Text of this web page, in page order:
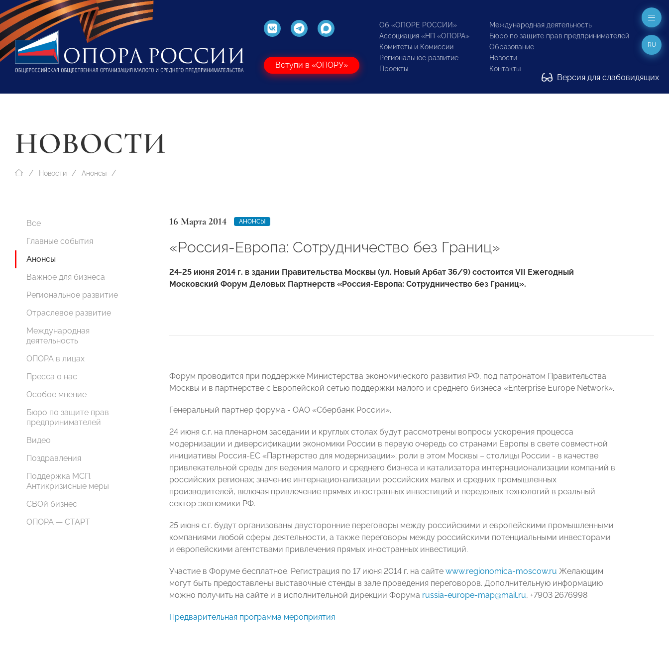
Вступи в «ОПОРУ»
Об «ОПОРЕ РОССИИ»
Ассоциация «НП «ОПОРА»
Комитеты и Комиссии
Региональное развитие
Проекты
Международная деятельность
Бюро по защите прав предпринимателей
Образование
Новости
Контакты
Версия для слабовидящих
RU
НОВОСТИ
Новости Анонсы
Все
Главные события
Анонсы
Важное для бизнеса
Региональное развитие
Отраслевое развитие
Международная
деятельность
ОПОРА в лицах
Пресса о нас
Особое мнение
Бюро по защите прав
предпринимателей
Видео
Поздравления
Поддержка МСП.
Антикризисные меры
СВОй бизнес
ОПОРА — СТАРТ
16 Марта 2014 АНОНСЫ
«Россия-Европа: Сотрудничество без Границ»
24-25 июня 2014 г. в здании Правительства Москвы (ул. Новый Арбат 36/9) состоится VII Ежегодный
Московский Форум Деловых Партнерств «Россия-Европа: Сотрудничество без Границ».
Форум проводится при поддержке Министерства экономического развития РФ, под патронатом Правительства
Москвы и в партнерстве с Европейской сетью поддержки малого и среднего бизнеса «Enterprise Europe Network».
Генеральный партнер форума - ОАО «Сбербанк России».
24 июня с.г. на пленарном заседании и круглых столах будут рассмотрены вопросы ускорения процесса
модернизации и диверсификации экономики России в первую очередь со странами Европы в свете совместной
инициативы Россия-ЕС «Партнерство для модернизации»; роли в этом Москвы – столицы России - в качестве
привлекательной среды для ведения малого и среднего бизнеса и катализатора интернационализации компаний в
российских регионах; значение интернационализации российских малых и средних промышленных
производителей, включая привлечение прямых иностранных инвестиций и передовых технологий в реальный
сектор экономики РФ.
25 июня с.г. будут организованы двусторонние переговоры между российскими и европейскими промышленными
компаниями любой сферы деятельности, а также переговоры между российскими потенциальными инвесторами
и европейскими агентствами привлечения прямых иностранных инвестиций.
Участие в Форуме бесплатное. Регистрация по 17 июня 2014 г. на сайте www.regionomica-moscow.ru Желающим
могут быть предоставлены выставочные стенды в зале проведения переговоров. Дополнительную информацию
можно получить на сайте и в исполнительной дирекции Форума russia-europe-map@mail.ru, +7903 2676998
Предварительная программа мероприятия